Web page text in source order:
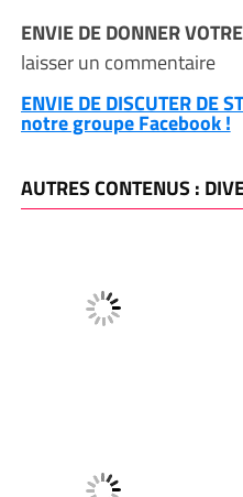
ENVIE DE DONNER
laisser un commentaire
ENVIE DE DISCUTER DE
notre groupe Facebook !
AUTRES CONTENUS :